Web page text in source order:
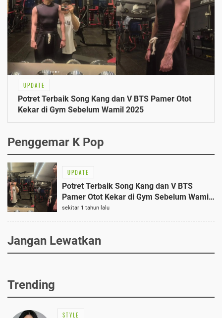
UPDATE
Potret Terbaik Song Kang dan V BTS Pamer Otot
Kekar di Gym Sebelum Wamil 2025
Penggemar K Pop
UPDATE
Potret Terbaik Song Kang dan V BTS
Pamer Otot Kekar di Gym Sebelum Wamil
2025
sekitar 1 tahun lalu
Jangan Lewatkan
Trending
STYLE